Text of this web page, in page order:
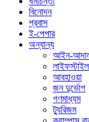
বিনোদন
প্রবাস
ই-পেপার
অন্যান্য
আইন-
লাইফস্টাইল
আবহাওয়া
জন দুর্ভোগ
গণমাধ্যম
ট্যুরিজম